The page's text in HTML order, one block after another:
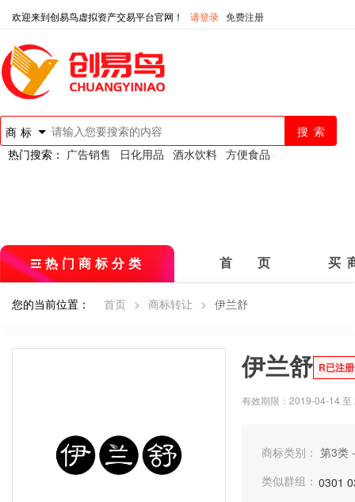
欢迎来到创易鸟虚拟资产交易平台官网！ 请登录 免费注册
商标
热门搜索： 广告销售 日化用品 酒水饮料 方便食品
热门商标分类 首 页 买
您的当前位置： 首页 > 商标转让 > 伊兰舒
伊兰舒 R已注册
有效期限：2019-04-14
商标类别： 第3类
类似群组： 0301